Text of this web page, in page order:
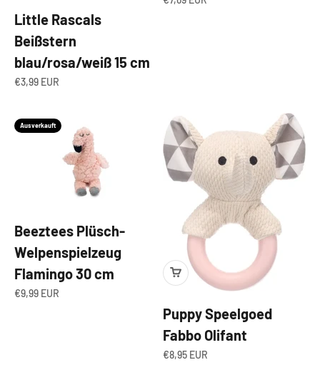
Little Rascals
Beißstern
blau/rosa/weiß 15 cm
Angebot
€3,99 EUR
Ausverkauft
Beeztees Plüsch-
Welpenspielzeug
Flamingo 30 cm
Angebot
€9,99 EUR
Puppy Speelgoed
Fabbo Olifant
Angebot
€8,95 EUR